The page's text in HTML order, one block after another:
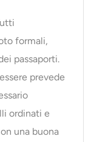
formali,
passaporti.
prevede
ordinati e
una buona